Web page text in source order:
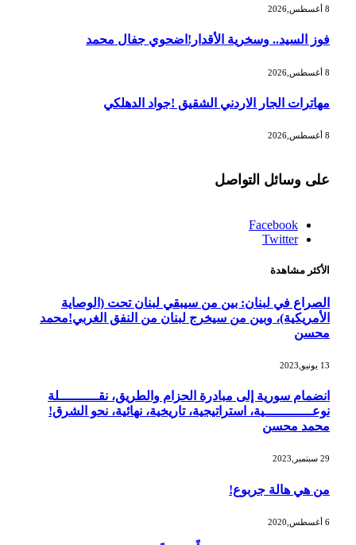
فوز السيد.. وسخرية الأقدار!اضحوي جفال محمد
مهاترات الجار الاردني الشقيق !جواد الدهلكي
على وسائل التواصل
Facebook
Twitter
الأكثر مشاهدة
الصراع في لبنان: بين من سيبقي لبنان تحت (الوصاية
الأمريكية)، وبين من سيخرج لبنان من النفق الغربي!محمد
محسن
13 يونيو,2023
انضمام سورية إلى مبادرة الحزام والطريق، نقــــــــــلة
نوعــــــــــــية، استراتيجية، تاريخية، نهائية، نحو الشرق!
محمد محسن
29 سبتمبر,2023
من هي هالة جربوع!